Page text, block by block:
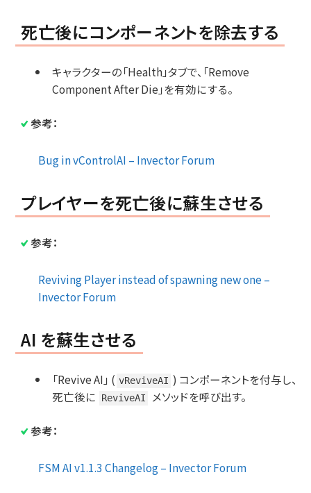
死亡後にコンポーネントを除去する
キャラクターの「Health」タブで、「Remove
Component After Die」を有効にする。
参考：
Bug in vControlAI – Invector Forum
プレイヤーを死亡後に蘇生させる
参考：
Reviving Player instead of spawning new one –
Invector Forum
AI を蘇生させる
「Revive AI」 ( vReviveAI ) コンポーネントを付与し、
死亡後に
ReviveAI メソッドを呼び出す。
参考：
FSM AI v1.1.3 Changelog – Invector Forum